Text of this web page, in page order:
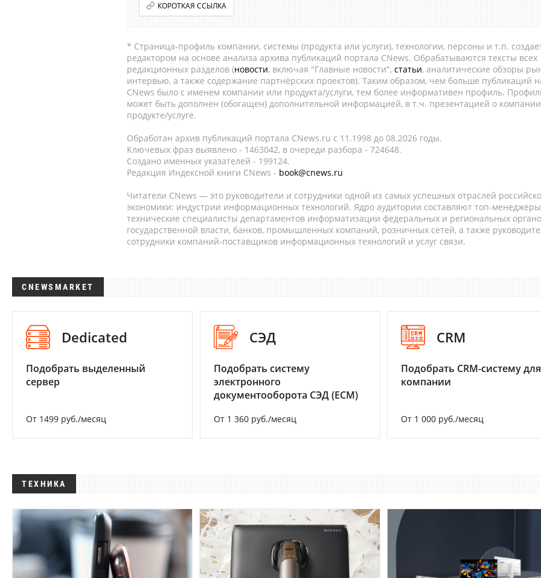
КОРОТКАЯ ССЫЛКА
* Страница-профиль компании, системы (продукта или услуги), технологии, персоны и т.п.
редактором на основе анализа архива публикаций портала CNews. Обрабатываются тексты всех
редакционных разделов (новости, включая "Главные новости", статьи, аналитические обзоры
интервью, а также содержание партнёрских проектов). Таким образом, чем больше публикаций
CNews было с именем компании или продукта/услуги, тем более информативен профиль.
может быть дополнен (обогащен) дополнительной информацией, в т.ч. презентацией о
продукте/услуге.
Обработан архив публикаций портала CNews.ru c 11.1998 до 08.2026 годы.
Ключевых фраз выявлено - 1463042, в очереди разбора - 724648.
Создано именных указателей - 199124.
Редакция Индексной книги CNews - book@cnews.ru
Читатели CNews — это руководители и сотрудники одной из самых успешных отраслей
экономики: индустрии информационных технологий. Ядро аудитории составляют топ-
технические специалисты департаментов информатизации федеральных и региональных
государственной власти, банков, промышленных компаний, розничных сетей, а также
сотрудники компаний-поставщиков информационных технологий и услуг связи.
CNEWSMARKET
Dedicated
Подобрать выделенный
сервер
От 1499 руб./месяц
СЭД
Подобрать систему
электронного
документооборота СЭД (ECM)
От 1 360 руб./месяц
CRM
Подобрать CRM-систему для
компании
От 1 000 руб./месяц
ТЕХНИКА